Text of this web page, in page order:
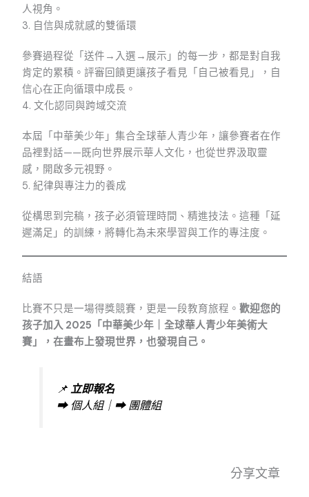
人視角。
3. 自信與成就感的雙循環
參賽過程從「送件→入選→展示」的每一步，都是對自我
肯定的累積。評審回饋更讓孩子看見「自己被看見」，自
信心在正向循環中成長。
4. 文化認同與跨域交流
本屆「中華美少年」集合全球華人青少年，讓參賽者在作
品裡對話——既向世界展示華人文化，也從世界汲取靈
感，開啟多元視野。
5. 紀律與專注力的養成
從構思到完稿，孩子必須管理時間、精進技法。這種「延
遲滿足」的訓練，將轉化為未來學習與工作的專注度。
結語
比賽不只是一場得獎競賽，更是一段教育旅程。歡迎您的
孩子加入 2025「中華美少年｜全球華人青少年美術大
賽」，在畫布上發現世界，也發現自己。
📌立即報名
➡︎ 個人組｜➡︎ 團體組
分享文章